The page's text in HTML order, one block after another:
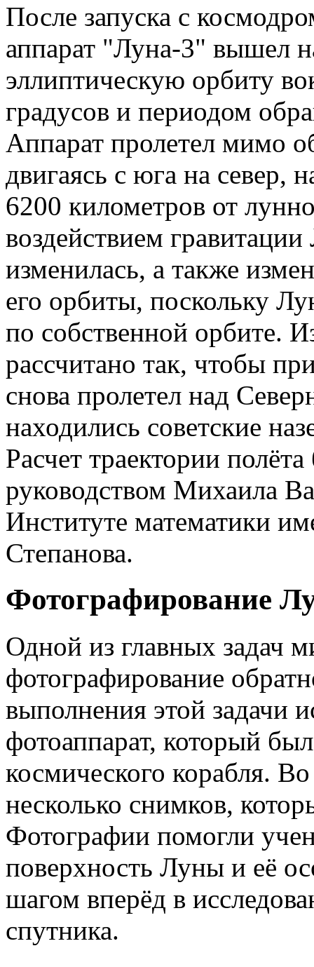
После запуска с
аппарат "Луна-3" вышел
эллиптическую орбиту
градусов и периодом
Аппарат пролетел мимо
двигаясь с юга на север,
6200 километров от
воздействием
изменилась, а также
его орбиты, поскольку
по собственной орбите.
рассчитано так, чтобы
снова пролетел над
находились советские
Расчет траектории
руководством Михаила
Институте математики
Степанова.
Фотографирование
Одной из главных задач
фотографирование
выполнения этой задачи
фотоаппарат, который
космического корабля.
несколько снимков,
Фотографии помогли
поверхность Луны и её
шагом вперёд в
спутника.